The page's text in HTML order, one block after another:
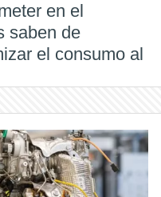
en el
saben de
el consumo al